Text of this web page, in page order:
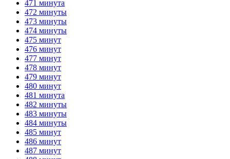
471 минута
472 минуты
473 минуты
474 минуты
475 минут
476 минут
477 минут
478 минут
479 минут
480 минут
481 минута
482 минуты
483 минуты
484 минуты
485 минут
486 минут
487 минут